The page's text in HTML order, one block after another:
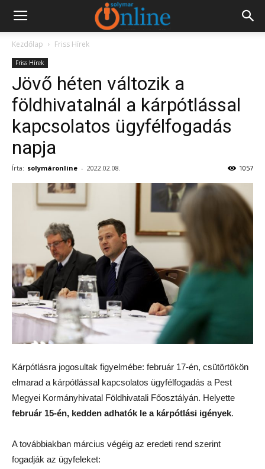
Kezdőlap Friss Hírek
Friss Hírek
Jövő héten változik a
földhivatalnál a kárpótlással
kapcsolatos ügyfélfogadás
napja
Írta: solymáronline - 2022.02.08. 1057
Kárpótlásra jogosultak figyelmébe: február 17-én, csütörtökön
elmarad a kárpótlással kapcsolatos ügyfélfogadás a Pest
Megyei Kormányhivatal Földhivatali Főosztályán. Helyette
február 15-én, kedden adhatók le a kárpótlási igények.
A továbbiakban március végéig az eredeti rend szerint
fogadják az ügyfeleket: